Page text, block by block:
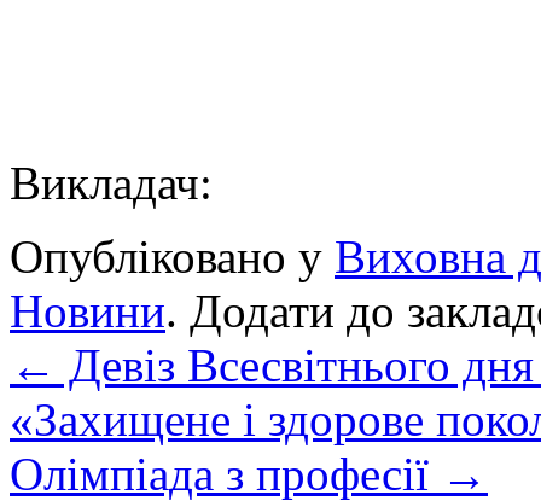
Викладач:
Опубліковано у Виховна
Новини. Додати до
← Девіз Всесвітнього
«Захищене і здорове
Олімпіада з професії →